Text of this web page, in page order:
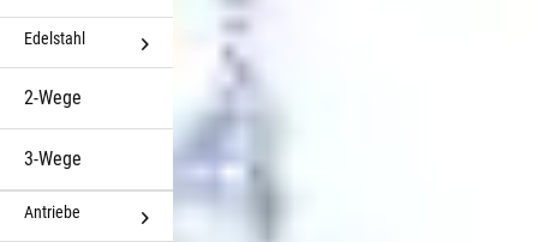
Edelstahl
2-Wege
3-Wege
Antriebe